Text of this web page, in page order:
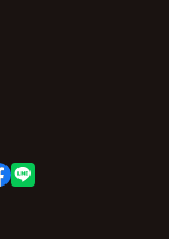
Facebook
LINE